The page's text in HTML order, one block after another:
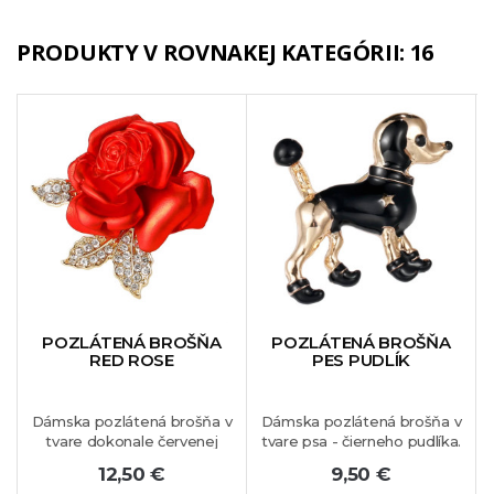
PRODUKTY V ROVNAKEJ KATEGÓRII: 16
POZLÁTENÁ BROŠŇA
RED ROSE
Dámska pozlátená brošňa v
tvare dokonale červenej
krištálikmi. Tento nádherný
12,50 €
POZLÁTENÁ BROŠŇA
PES PUDLÍK
Dámska pozlátená brošňa v
tvare psa - čierneho pudlíka.
vhodný na vaše obľúbené
9,50 €